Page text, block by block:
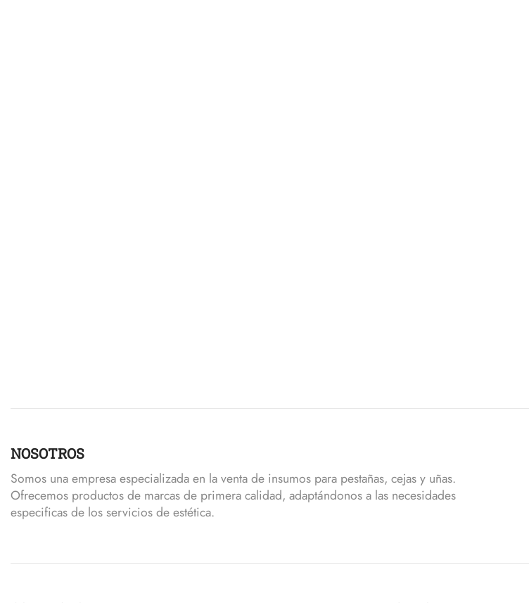
NOSOTROS
Somos una empresa especializada en la venta de insumos para pestañas, cejas y uñas.
Ofrecemos productos de marcas de primera calidad, adaptándonos a las necesidades
especificas de los servicios de estética.